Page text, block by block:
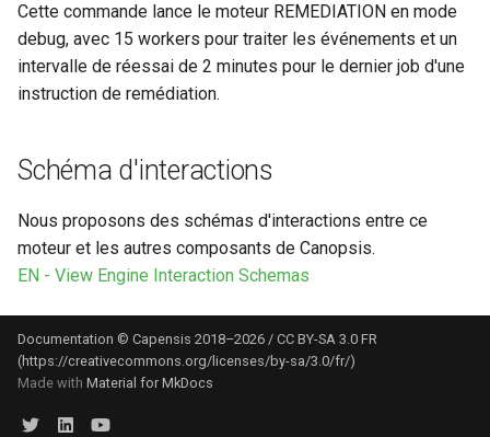
Studio Templates
Cette commande lance le moteur REMEDIATION en mode
debug, avec 15 workers pour traiter les événements et un
intervalle de réessai de 2 minutes pour le dernier job d'une
instruction de remédiation.
Schéma d'interactions
Nous proposons des schémas d'interactions entre ce
moteur et les autres composants de Canopsis.
EN - View Engine Interaction Schemas
Documentation © Capensis 2018–2026 / CC BY-SA 3.0 FR
(https://creativecommons.org/licenses/by-sa/3.0/fr/)
Made with Material for MkDocs